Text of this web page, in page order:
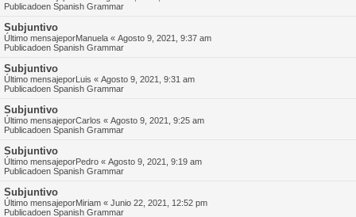
Publicadoen Spanish Grammar
Subjuntivo
Último mensajeporManuela « Agosto 9, 2021, 9:37 am
Publicadoen Spanish Grammar
Subjuntivo
Último mensajeporLuis « Agosto 9, 2021, 9:31 am
Publicadoen Spanish Grammar
Subjuntivo
Último mensajeporCarlos « Agosto 9, 2021, 9:25 am
Publicadoen Spanish Grammar
Subjuntivo
Último mensajeporPedro « Agosto 9, 2021, 9:19 am
Publicadoen Spanish Grammar
Subjuntivo
Último mensajeporMiriam « Junio 22, 2021, 12:52 pm
Publicadoen Spanish Grammar